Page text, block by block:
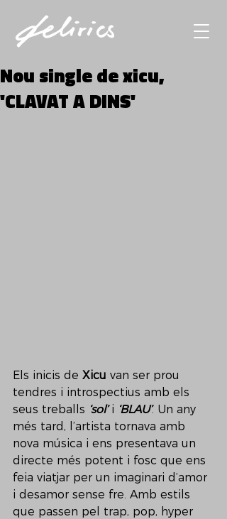
Nou single de xicu,
'CLAVAT A DINS'
Els inicis de Xicu van ser prou
tendres i introspectius amb els
seus treballs ‘sol’ i ‘BLAU’. Un any
més tard, l’artista tornava amb
nova música i ens presentava un
directe més potent i fosc que ens
feia viatjar per un imaginari d’amor
i desamor sense fre. Amb estils
que passen pel trap, pop, hyper